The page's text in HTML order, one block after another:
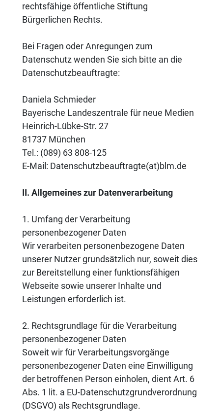
rechtsfähige öffentliche Stiftung
Bürgerlichen Rechts.
Bei Fragen oder Anregungen zum
Datenschutz wenden Sie sich bitte an die
Datenschutzbeauftragte:
Daniela Schmieder
Bayerische Landeszentrale für neue Medien
Heinrich-Lübke-Str. 27
81737 München
Tel.: (089) 63 808-125
E-Mail: Datenschutzbeauftragte(at)blm.de
II. Allgemeines zur Datenverarbeitung
1. Umfang der Verarbeitung
personenbezogener Daten
Wir verarbeiten personenbezogene Daten
unserer Nutzer grundsätzlich nur, soweit dies
zur Bereitstellung einer funktionsfähigen
Webseite sowie unserer Inhalte und
Leistungen erforderlich ist.
2. Rechtsgrundlage für die Verarbeitung
personenbezogener Daten
Soweit wir für Verarbeitungsvorgänge
personenbezogener Daten eine Einwilligung
der betroffenen Person einholen, dient Art. 6
Abs. 1 lit. a EU-Datenschutzgrundverordnung
(DSGVO) als Rechtsgrundlage.